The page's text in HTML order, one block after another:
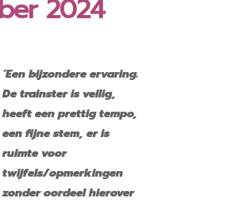
2024
‘Een bijzondere ervaring.
De trainster is veilig,
heeft een prettig tempo,
een fijne stem, er is
ruimte voor
twijfels/opmerkingen
zonder oordeel hierover